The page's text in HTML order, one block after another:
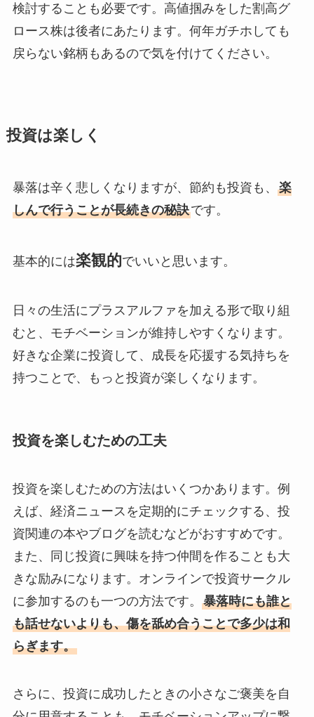
検討することも必要です。高値掴みをした割高グ
ロース株は後者にあたります。何年ガチホしても
戻らない銘柄もあるので気を付けてください。
投資は楽しく
暴落は辛く悲しくなりますが、節約も投資も、 楽
しんで行うことが長続きの秘訣です。
基本的には楽観的でいいと思います。
日々の生活にプラスアルファを加える形で取り組
むと、モチベーションが維持しやすくなります。
好きな企業に投資して、成長を応援する気持ちを
持つことで、もっと投資が楽しくなります。
投資を楽しむための工夫
投資を楽しむための方法はいくつかあります。例
えば、経済ニュースを定期的にチェックする、投
資関連の本やブログを読むなどがおすすめです。
また、同じ投資に興味を持つ仲間を作ることも大
きな励みになります。オンラインで投資サークル
に参加するのも一つの方法です。 暴落時にも誰と
も話せないよりも、傷を舐め合うことで多少は和
らぎます。
さらに、投資に成功したときの小さなご褒美を自